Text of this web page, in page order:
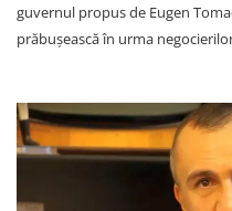
guvernul propus de Eugen
prăbușească în urma